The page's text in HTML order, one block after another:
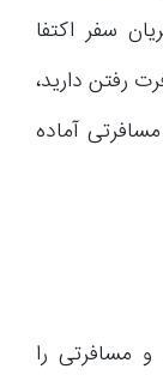
سفر اکتفا
رفتن دارید،
آماده
مسافرتی را